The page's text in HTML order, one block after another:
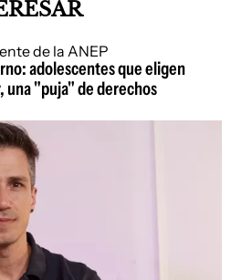
adolescentes que eligen
una "puja" de derechos